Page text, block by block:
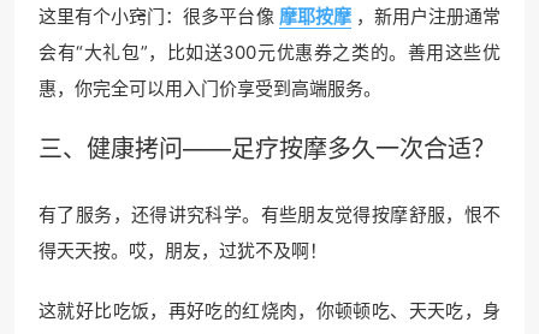
这里有个小窍门：很多平台像 摩耶按摩 ，新用户注册通常
会有“大礼包”，比如送300元优惠券之类的。善用这些优
惠，你完全可以用入门价享受到高端服务。
三、健康拷问——足疗按摩多久一次合适？
有了服务，还得讲究科学。有些朋友觉得按摩舒服，恨不
得天天按。哎，朋友，过犹不及啊！
这就好比吃饭，再好吃的红烧肉，你顿顿吃、天天吃，身